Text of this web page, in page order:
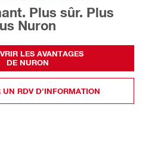
Plus sûr. Plus
Nuron
LES AVANTAGES
DE NURON
UN RDV D'INFORMATION